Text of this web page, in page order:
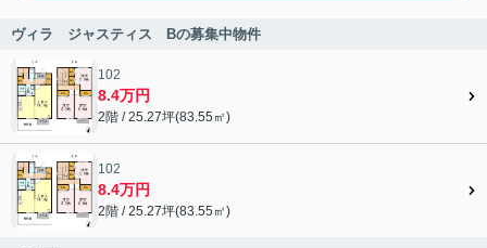
ヴィラ ジャスティス Bの募集中物件
102
8.4万円
2階 / 25.27坪(83.55㎡)
102
8.4万円
2階 / 25.27坪(83.55㎡)